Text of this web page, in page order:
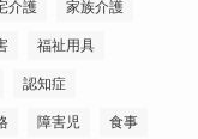
介護 家族介護
福祉用具
認知症
障害児 食事